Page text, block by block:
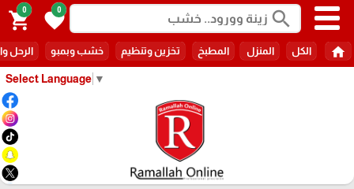
Select Language ▼
search
0
favorite
0
shopping_cart
home الكل المنزل المطبخ تخزين وتنظيم خشب وبمبو الرحل